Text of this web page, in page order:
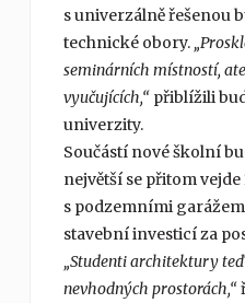
s univerzálně řešenou
technické obory.
seminárních místností,
vyučujících,“ přiblížili
univerzity.
Součástí nové školní
největší se přitom
s podzemními
stavební investicí za
„Studenti architektury
nevhodných prostorách,“